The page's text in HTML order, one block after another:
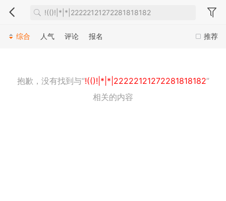
推荐
综合 人气 评论 报名
抱歉，没有找到与“!(()!|*|*|22222121272281818182”
相关的内容